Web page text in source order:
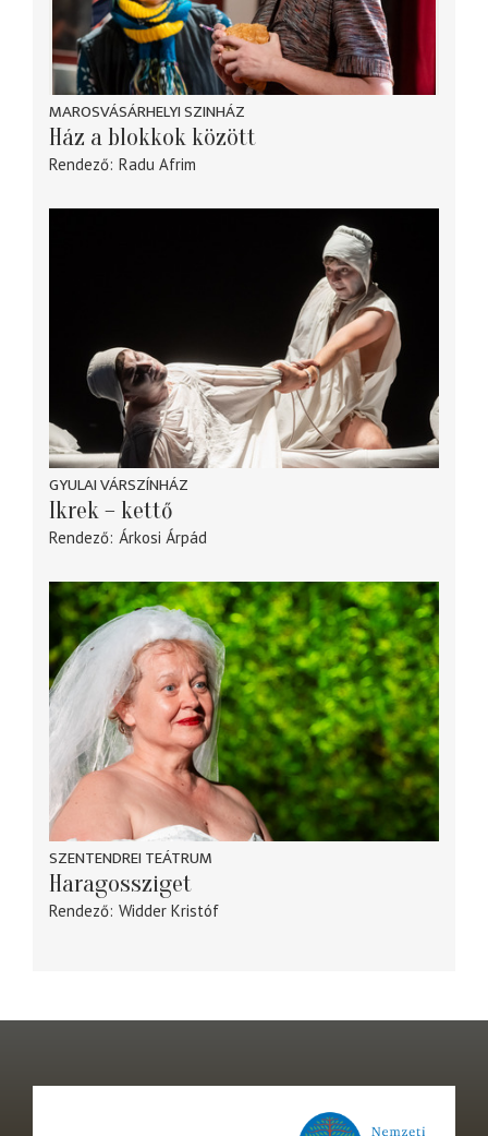
MAROSVÁSÁRHELYI SZINHÁZ
Ház a blokkok között
Rendező Radu Afrim
GYULAI VÁRSZÍNHÁZ
Ikrek – kettő
Rendező Árkosi Árpád
SZENTENDREI TEÁTRUM
Haragossziget
Rendező Widder Kristóf